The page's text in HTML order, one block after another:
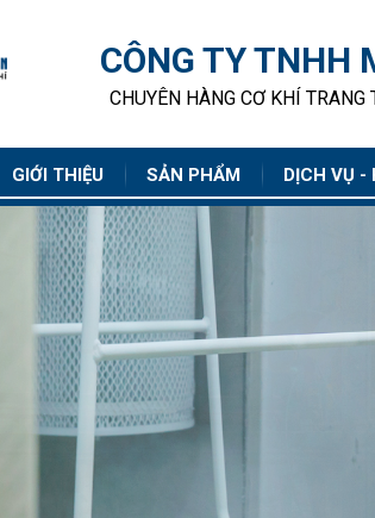
CÔNG TY TNHH
CHUYÊN HÀNG CƠ KHÍ
GIỚI THIỆU SẢN PHẨM DỊCH VỤ -